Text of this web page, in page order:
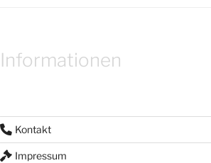
Informationen
Kontakt
Impressum